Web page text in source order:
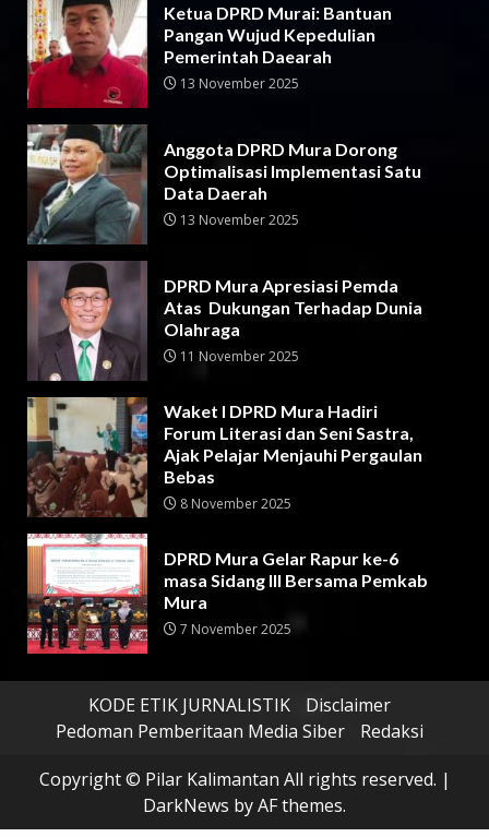
Ketua DPRD Murai: Bantuan
Pangan Wujud Kepedulian
Pemerintah Daearah
13 November 2025
Anggota DPRD Mura Dorong
Optimalisasi Implementasi Satu
Data Daerah
13 November 2025
DPRD Mura Apresiasi Pemda
Atas Dukungan Terhadap Dunia
Olahraga
11 November 2025
Waket I DPRD Mura Hadiri
Forum Literasi dan Seni Sastra,
Ajak Pelajar Menjauhi Pergaulan
Bebas
8 November 2025
DPRD Mura Gelar Rapur ke-6
masa Sidang III Bersama Pemkab
Mura
7 November 2025
KODE ETIK JURNALISTIK
Disclaimer
Pedoman Pemberitaan Media Siber
Redaksi
Copyright © Pilar Kalimantan All rights reserved. |
DarkNews by AF themes.